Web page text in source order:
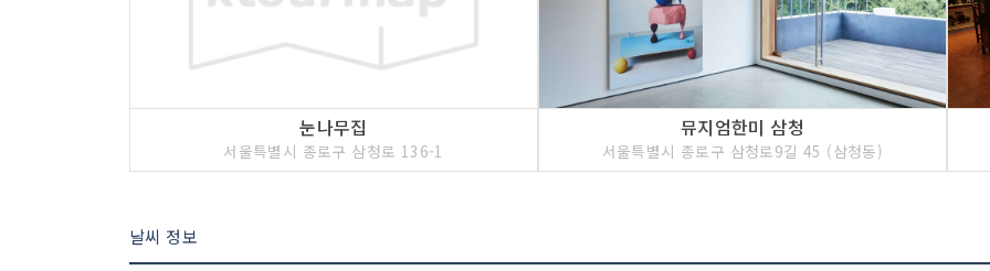
눈나무집
서울특별시 종로구 삼청로 136-1
뮤지엄한미 삼청
서울특별시 종로구 삼청로9길 45 (삼청동)
날씨 정보